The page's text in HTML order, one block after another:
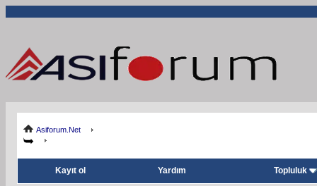
Asiforum.Net
Kayıt ol Yardım Topluluk